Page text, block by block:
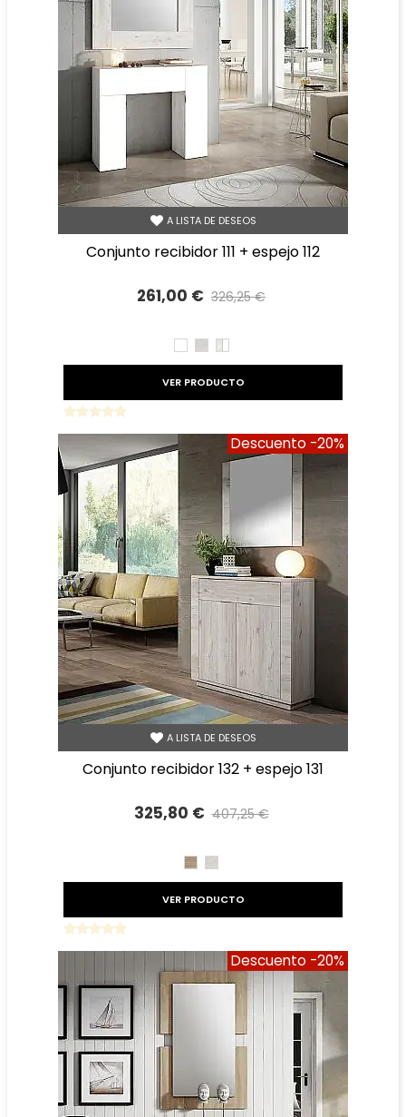
A LISTA DE DESEOS
conjunto recibidor 111 + espejo 112
261,00 € 326,25 €
BLANCO
TIBETTIBET
VER PRODUCTO
Descuento -20%
A LISTA DE DESEOS
conjunto recibidor 132 + espejo 131
325,80 € 407,25 €
CAMBRIAN
VER PRODUCTO
Descuento -20%